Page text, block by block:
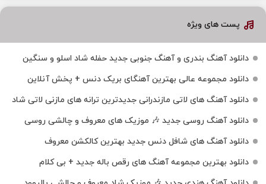
پست های ویژه
دانلود آهنگ بندری و آهنگ جنوبی جدید حفله شاد اسلو و سنگین
دانلود مجموعه عالی بهترین آهنگای بریک دنس + پخش آنلاین
دانلود آهنگ‌ های لاتی مازندرانی جدیدترین ترانه های مازنی لاتی شاد
دانلود آهنگ روسی جدید 🎶 موزیک‌ های معروف و چالشی روسی
دانلود آهنگ های شافل دنس جدید بهترین کالکشن معروف
دانلود بهترین مجموعه آهنگ های رقص باله جدید + بی کلام